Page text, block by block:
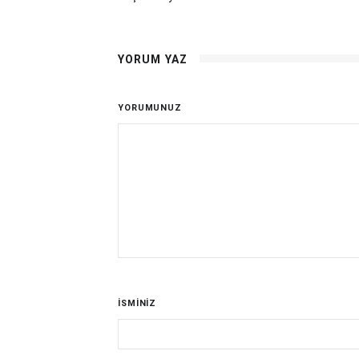
YORUM YAZ
YORUMUNUZ
İSMİNİZ